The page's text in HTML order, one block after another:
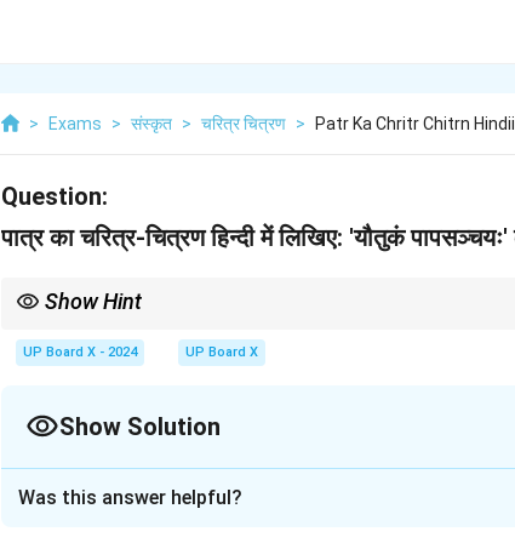
> Exams > संस्कृत > चरित्र चित्रण > Patr Ka Chritr Chitrn
Question:
पात्र का चरित्र-चित्रण हिन्दी में लिखिए: 'यौतुकं
Show Hint
का नकारात्मक पक्ष और पाठ का संदेश स्पष्ट होता है।
UP Board X - 2024 UP Board X
Show Solution
Was this answer helpful?